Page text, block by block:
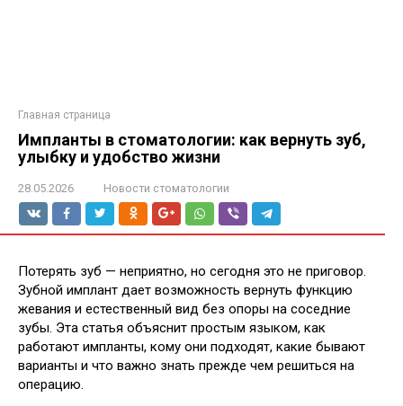
Главная страница
Импланты в стоматологии: как вернуть зуб,
улыбку и удобство жизни
28.05.2026 Новости стоматологии
Потерять зуб — неприятно, но сегодня это не приговор.
Зубной имплант дает возможность вернуть функцию
жевания и естественный вид без опоры на соседние
зубы. Эта статья объяснит простым языком, как
работают импланты, кому они подходят, какие бывают
варианты и что важно знать прежде чем решиться на
операцию.